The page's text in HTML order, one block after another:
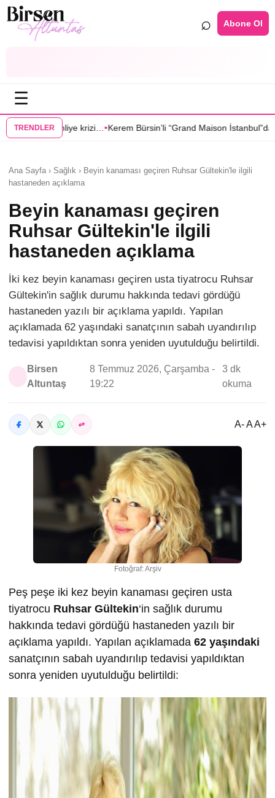
⌕ Abone Ol
☰
TRENDLER
•Kerem Bürsin’li “Grand Maison İstanbul”dan Sıla Türkoğlu’na teklif
Ana Sayfa › Sağlık › Beyin kanaması geçiren Ruhsar Gültekin'le ilgili
hastaneden açıklama
Beyin kanaması geçiren
Ruhsar Gültekin'le ilgili
hastaneden açıklama
İki kez beyin kanaması geçiren usta tiyatrocu Ruhsar
Gültekin'in sağlık durumu hakkında tedavi gördüğü
hastaneden yazılı bir açıklama yapıldı. Yapılan
açıklamada 62 yaşındaki sanatçının sabah uyandırılıp
tedavisi yapıldıktan sonra yeniden uyutulduğu belirtildi.
Birsen
Altuntaş
8 Temmuz 2026, Çarşamba -
19:22
3 dk
okuma
A- A A+
Fotoğraf: Arşiv
Peş peşe iki kez beyin kanaması geçiren usta
tiyatrocu Ruhsar Gültekin‘in sağlık durumu
hakkında tedavi gördüğü hastaneden yazılı bir
açıklama yapıldı. Yapılan açıklamada 62 yaşındaki
sanatçının sabah uyandırılıp tedavisi yapıldıktan
sonra yeniden uyutulduğu belirtildi: